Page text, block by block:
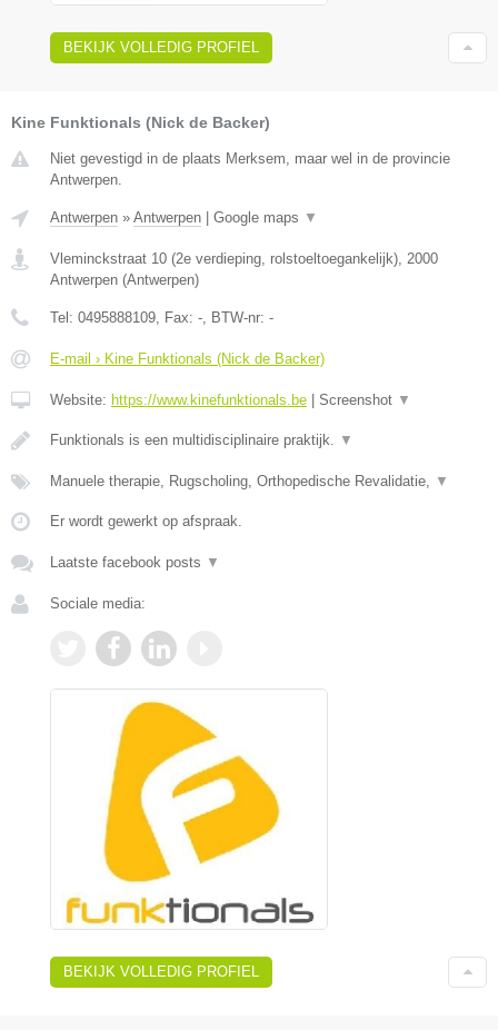
BEKIJK VOLLEDIG PROFIEL
Kine Funktionals (Nick de Backer)
Niet gevestigd in de plaats Merksem, maar wel in de provincie
Antwerpen.
Antwerpen » Antwerpen Google maps ▼
Vleminckstraat 10 (2e verdieping, rolstoeltoegankelijk) 2000
Antwerpen (Antwerpen)
Tel: 0495888109 , Fax: - , BTW-nr: -
E-mail › Kine Funktionals (Nick de Backer)
Website: https://www.kinefunktionals.be Screenshot ▼
Funktionals is een multidisciplinaire praktijk. ▼
Manuele therapie, Rugscholing, Orthopedische Revalidatie, ▼
Er wordt gewerkt op afspraak.
Laatste facebook posts ▼
Sociale media:
BEKIJK VOLLEDIG PROFIEL